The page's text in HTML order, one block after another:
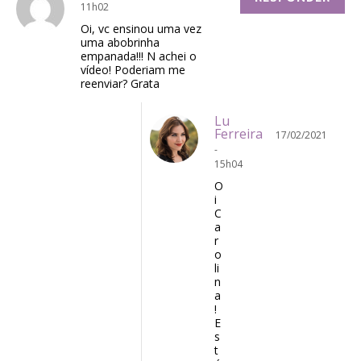
11h02
Oi, vc ensinou uma vez
uma abobrinha
empanada!!! N achei o
vídeo! Poderiam me
reenviar? Grata
Lu
Ferreira
17/02/2021
-
15h04
O
i
C
a
r
o
li
n
a
!
E
s
t